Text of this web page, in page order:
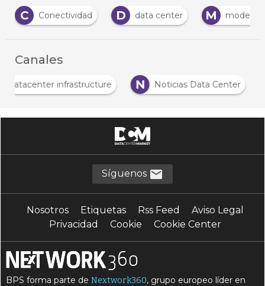
C
Conectividad D data center M
Canales
Datacenter infrastructure N Noticias Data Center
Síguenos
Nosotros Etiquetas Rss Feed
Aviso Legal
Privacidad
Cookie Cookie Center
BPS forma parte deNextwork360, grupo europeo líder en